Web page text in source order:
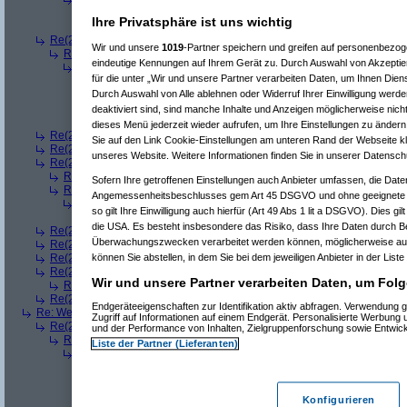
Re(6): Welches ETWAS hab ihr bekommen..
Re(2): Welches ETWAS hab ihr bekommen..
Re(3): Welches ETWAS hab ihr bekommen..(Arrrisam 23.12.2008,
Re(4): Welches ETWAS hab ihr bekommen..(bono_d70am
Re(5): Welches ETWAS hab ihr bekommen.. (Arrrisam
Re(6): Welches ETWAS hab ihr bekommen..(bono_d70am
Re(7): Welches ETWAS hab ihr bekommen..(Arrrisam
Re(8): Welches ETWAS hab ihr bekommen..(
Re(2): Welches ETWAS hab ihr bekommen..(q.e.d.am 23.12.2008,
Re(2): Welches ETWAS hab ihr bekommen..
( Roli
am 23.12.2008,
Re(2): Welches ETWAS hab ihr bekommen.. (bart99am 23.12.2008,
Re(3): Welches ETWAS hab ihr bekommen.. (playazam 23.12.2008,
Re(3): Welches ETWAS hab ihr bekommen..(monster23 am
Re(4): Welches ETWAS hab ihr bekommen..
am
Re(5): Welches ETWAS hab ihr bekommen..(monster23 am
Re(2): Welches ETWAS hab ihr bekommen..(femaleam 23.12.2008,
Re(2): Welches ETWAS hab ihr bekommen..(User6465am
Re(2): Welches ETWAS hab ihr bekommen..(playazam 23.12.2008,
Re(2): Welches ETWAS hab ihr bekommen..
Re(3): Welches ETWAS hab ihr bekommen..(monster23am
Re(2): Welches ETWAS hab ihr bekommen..
Re: Welches ETWAS hab ihr bekommen..(Diallam 23.12.2008, 09:01:20)
Re(2): Welches ETWAS hab ihr bekommen..(ddrobescham
Re(3): Welches ETWAS hab ihr bekommen..
Re(4): Welches ETWAS hab ihr bekommen..
Re(6): Welches ETWAS hab ihr bekommen..(q.e.d.am
Re(5): Welches ETWAS hab ihr bekommen..( q.e.d.
am
Ihre Privatsphäre ist uns wichtig
Wir und unsere 1019-Partner speichern und greifen auf
eindeutige Kennungen auf Ihrem Gerät zu. Durch Auswahl von
für die unter „Wir und unsere Partner verarbeiten Daten, um Ihnen
Durch Auswahl von Alle ablehnen oder Widerruf Ihrer Einwilligung
deaktiviert sind, sind manche Inhalte und Anzeigen möglicherweise
dieses Menü jederzeit wieder aufrufen, um Ihre Einstellungen zu
Sie auf den Link Cookie-Einstellungen am unteren Rand der Webseite
unseres Website. Weitere Informationen finden Sie in unserer
Sofern Ihre getroffenen Einstellungen auch Anbieter umfassen, die
Angemessenheitsbeschlusses gem Art 45 DSGVO und ohne
so gilt Ihre Einwilligung auch hierfür (Art 49 Abs 1 lit a DSGVO). Dies
die USA. Es besteht insbesondere das Risiko, dass Ihre Daten durch
Überwachungszwecken verarbeitet werden können, möglicherweise
können Sie abstellen, in dem Sie bei dem jeweiligen Anbieter in der
Wir und unsere Partner verarbeiten Daten, um
Endgeräteeigenschaften zur Identifikation aktiv abfragen. Verwendung
Zugriff auf Informationen auf einem Endgerät. Personalisierte Werbung
und der Performance von Inhalten, Zielgruppenforschung sowie
Liste der Partner (Lieferanten)
Konfigurieren